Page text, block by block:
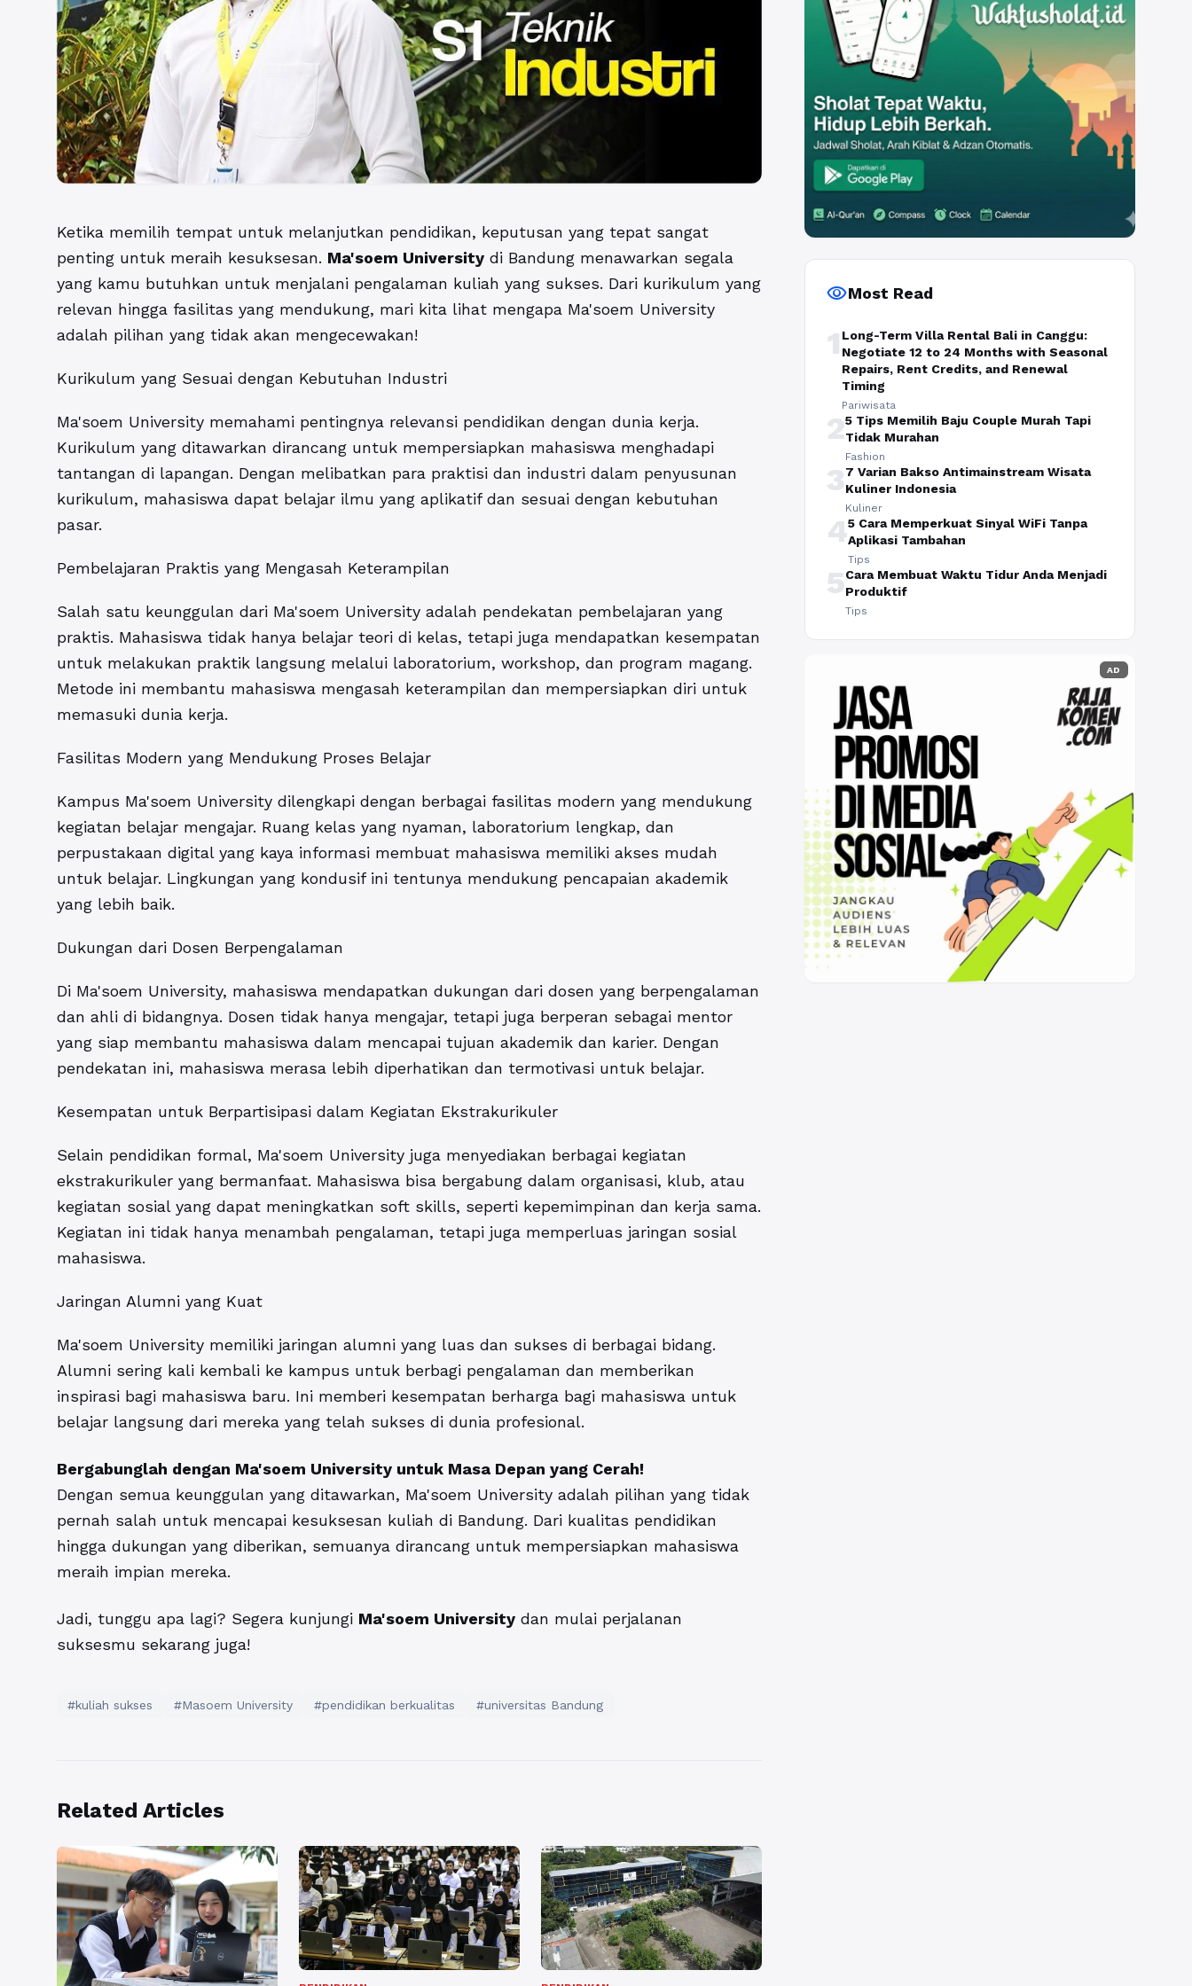
Ketika memilih tempat untuk melanjutkan pendidikan, keputusan yang tepat sangat
penting untuk meraih kesuksesan. Ma'soem University di Bandung menawarkan segala
yang kamu butuhkan untuk menjalani pengalaman kuliah yang sukses. Dari kurikulum yang
relevan hingga fasilitas yang mendukung, mari kita lihat mengapa Ma'soem University
adalah pilihan yang tidak akan mengecewakan!
Kurikulum yang Sesuai dengan Kebutuhan Industri
Ma'soem University memahami pentingnya relevansi pendidikan dengan dunia kerja.
Kurikulum yang ditawarkan dirancang untuk mempersiapkan mahasiswa menghadapi
tantangan di lapangan. Dengan melibatkan para praktisi dan industri dalam penyusunan
kurikulum, mahasiswa dapat belajar ilmu yang aplikatif dan sesuai dengan kebutuhan
pasar.
Pembelajaran Praktis yang Mengasah Keterampilan
Salah satu keunggulan dari Ma'soem University adalah pendekatan pembelajaran yang
praktis. Mahasiswa tidak hanya belajar teori di kelas, tetapi juga mendapatkan kesempatan
untuk melakukan praktik langsung melalui laboratorium, workshop, dan program magang.
Metode ini membantu mahasiswa mengasah keterampilan dan mempersiapkan diri untuk
memasuki dunia kerja.
Fasilitas Modern yang Mendukung Proses Belajar
Kampus Ma'soem University dilengkapi dengan berbagai fasilitas modern yang mendukung
kegiatan belajar mengajar. Ruang kelas yang nyaman, laboratorium lengkap, dan
perpustakaan digital yang kaya informasi membuat mahasiswa memiliki akses mudah
untuk belajar. Lingkungan yang kondusif ini tentunya mendukung pencapaian akademik
yang lebih baik.
Dukungan dari Dosen Berpengalaman
Di Ma'soem University, mahasiswa mendapatkan dukungan dari dosen yang berpengalaman
dan ahli di bidangnya. Dosen tidak hanya mengajar, tetapi juga berperan sebagai mentor
yang siap membantu mahasiswa dalam mencapai tujuan akademik dan karier. Dengan
pendekatan ini, mahasiswa merasa lebih diperhatikan dan termotivasi untuk belajar.
Kesempatan untuk Berpartisipasi dalam Kegiatan Ekstrakurikuler
Selain pendidikan formal, Ma'soem University juga menyediakan berbagai kegiatan
ekstrakurikuler yang bermanfaat. Mahasiswa bisa bergabung dalam organisasi, klub, atau
kegiatan sosial yang dapat meningkatkan soft skills, seperti kepemimpinan dan kerja sama.
Kegiatan ini tidak hanya menambah pengalaman, tetapi juga memperluas jaringan sosial
mahasiswa.
Jaringan Alumni yang Kuat
Ma'soem University memiliki jaringan alumni yang luas dan sukses di berbagai bidang.
Alumni sering kali kembali ke kampus untuk berbagi pengalaman dan memberikan
inspirasi bagi mahasiswa baru. Ini memberi kesempatan berharga bagi mahasiswa untuk
belajar langsung dari mereka yang telah sukses di dunia profesional.
Bergabunglah dengan Ma'soem University untuk Masa Depan yang Cerah!
Dengan semua keunggulan yang ditawarkan, Ma'soem University adalah pilihan yang tidak
pernah salah untuk mencapai kesuksesan kuliah di Bandung. Dari kualitas pendidikan
hingga dukungan yang diberikan, semuanya dirancang untuk mempersiapkan mahasiswa
meraih impian mereka.
Jadi, tunggu apa lagi? Segera kunjungi Ma'soem University dan mulai perjalanan
suksesmu sekarang juga!
#kuliah sukses #Masoem University #pendidikan berkualitas #universitas Bandung
Related Articles
visibilityMost Read
1 Long-Term Villa Rental Bali in Canggu:
Negotiate 12 to 24 Months with Seasonal
Repairs, Rent Credits, and Renewal
Timing
Pariwisata
25 Tips Memilih Baju Couple Murah Tapi
Tidak Murahan
Fashion
37 Varian Bakso Antimainstream Wisata
Kuliner Indonesia
Kuliner
45 Cara Memperkuat Sinyal WiFi Tanpa
Aplikasi Tambahan
Tips
5Cara Membuat Waktu Tidur Anda Menjadi
Produktif
Tips
AD